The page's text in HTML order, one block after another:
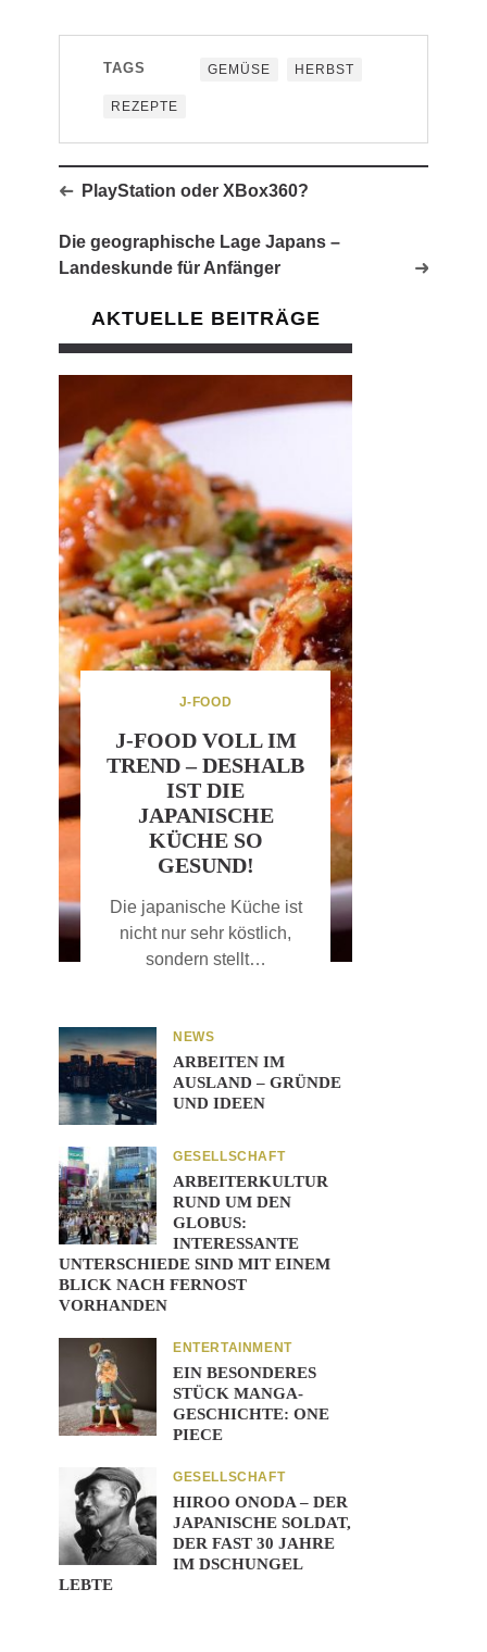
TAGS GEMÜSE HERBST
REZEPTE
PlayStation oder XBox360?
Die geographische Lage Japans –
Landeskunde für Anfänger
AKTUELLE BEITRÄGE
J-FOOD
J-FOOD VOLL IM
TREND – DESHALB
IST DIE
JAPANISCHE
KÜCHE SO
GESUND!
Die japanische Küche ist
nicht nur sehr köstlich,
sondern stellt…
NEWS
ARBEITEN IM
AUSLAND – GRÜNDE
UND IDEEN
GESELLSCHAFT
ARBEITERKULTUR
RUND UM DEN
GLOBUS:
INTERESSANTE
UNTERSCHIEDE SIND MIT EINEM
BLICK NACH FERNOST
VORHANDEN
ENTERTAINMENT
EIN BESONDERES
STÜCK MANGA-
GESCHICHTE: ONE
PIECE
GESELLSCHAFT
HIROO ONODA – DER
JAPANISCHE SOLDAT,
DER FAST 30 JAHRE
IM DSCHUNGEL
LEBTE